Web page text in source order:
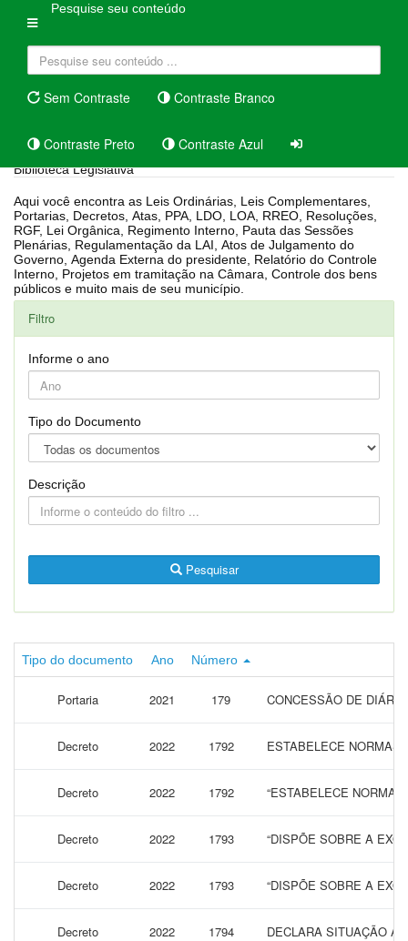
Pesquise seu conteúdo
Sem Contraste Contraste Branco
Contraste Preto Contraste Azul
Biblioteca Legislativa
Aqui você encontra as Leis Ordinárias, Leis Complementares,
Portarias, Decretos, Atas, PPA, LDO, LOA, RREO, Resoluções,
RGF, Lei Orgânica, Regimento Interno, Pauta das Sessões
Plenárias, Regulamentação da LAI, Atos de Julgamento do
Governo, Agenda Externa do presidente, Relatório do Controle
Interno, Projetos em tramitação na Câmara, Controle dos bens
públicos e muito mais de seu município.
Filtro
Informe o ano
Tipo do Documento
Descrição
Pesquisar
Tipo do documento Ano Número
Portaria 2021 179 CONCESSÃO DE
Decreto 2022 1792 ESTABELECE NORMAS
Decreto 2022 1792 “ESTABELECE
Decreto 2022 1793 “DISPÕE SOBRE A
Decreto 2022 1793 “DISPÕE SOBRE A
Decreto 2022 1794 DECLARA SITUAÇÃO